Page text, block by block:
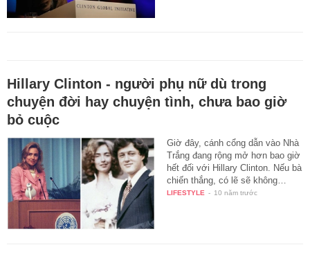
Hillary Clinton - người phụ nữ dù trong
chuyện đời hay chuyện tình, chưa bao giờ
bỏ cuộc
Giờ đây, cánh cổng dẫn vào Nhà
Trắng đang rộng mở hơn bao giờ
hết đối với Hillary Clinton. Nếu bà
chiến thắng, có lẽ sẽ không…
LIFESTYLE - 10 năm trước